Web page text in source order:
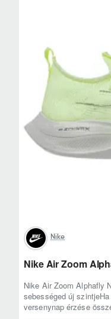
Nike
Nike Air Zoom
Nike Air Zoom Alphafly
sebességed új
versenynap érzése